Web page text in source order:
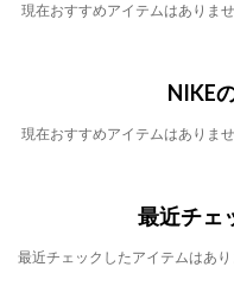
現在おすすめアイテムはありませ
NIKE
現在おすすめアイテムはありませ
最近チェ
最近チェックしたアイテムはあり